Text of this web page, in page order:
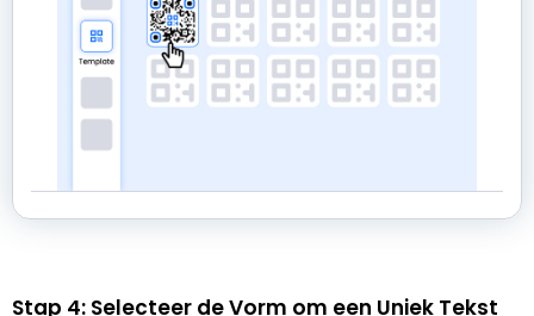
Stap 4: Selecteer de Vorm om een Uniek Tekst